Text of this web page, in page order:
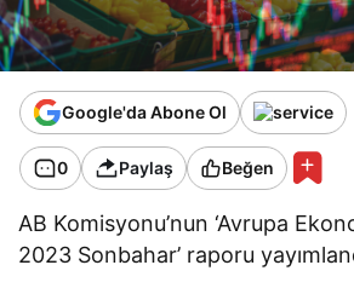
Google'da Abone Ol
0 Paylaş Beğen
AB Komisyonu’nun ‘Avrupa
2023 Sonbahar’ raporu